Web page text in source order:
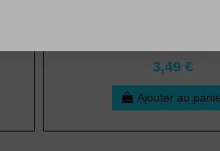
Longueur : 1 mètre pour une
3,49 €
Ajouter au